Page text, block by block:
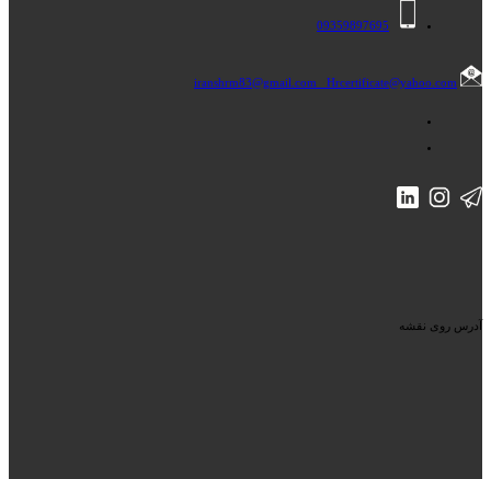
09359897695
iranshrm83@gmail.com Hrcertificate@yahoo.com
آدرس روی نقشه